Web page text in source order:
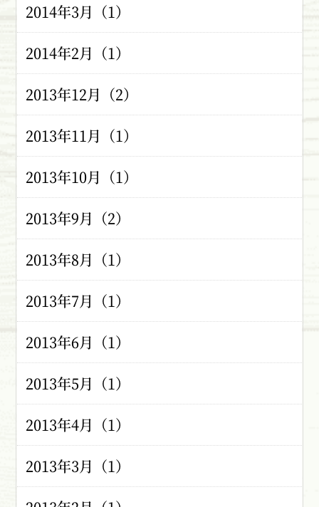
2014年3月（1）
2014年2月（1）
2013年12月（2）
2013年11月（1）
2013年10月（1）
2013年9月（2）
2013年8月（1）
2013年7月（1）
2013年6月（1）
2013年5月（1）
2013年4月（1）
2013年3月（1）